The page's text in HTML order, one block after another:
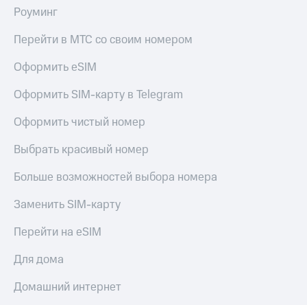
Роуминг
Перейти в МТС со своим номером
Оформить eSIM
Оформить SIM-карту в Telegram
Оформить чистый номер
Выбрать красивый номер
Больше возможностей выбора номера
Заменить SIM-карту
Перейти на eSIM
Для дома
Домашний интернет